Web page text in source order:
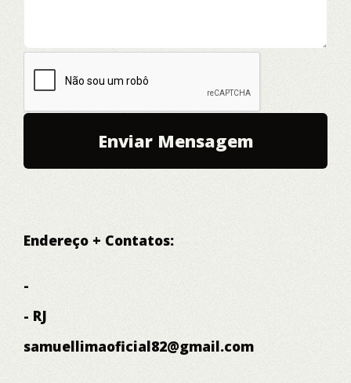
Endereço + Contatos:
-
- RJ
samuellimaoficial82@gmail.com